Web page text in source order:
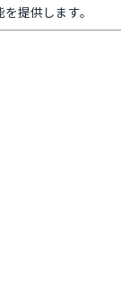
提供します。